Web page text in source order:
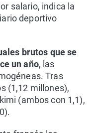
salario, indica la
deportivo
brutos que se
un año, las
Tras
(1,12 millones),
(ambos con 1,1),